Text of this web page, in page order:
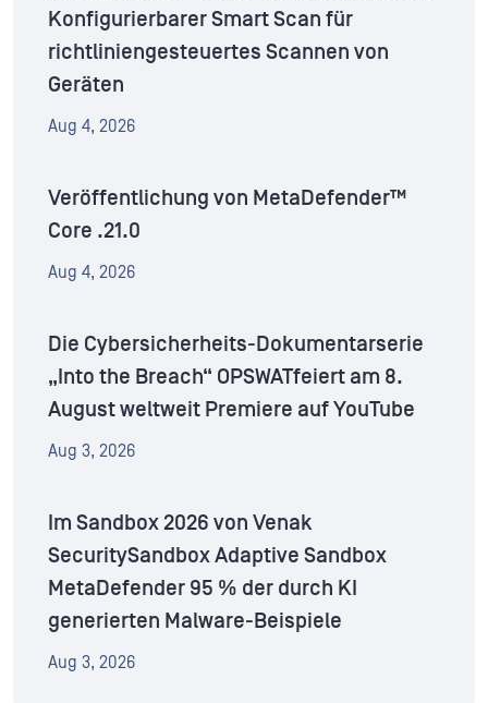
Konfigurierbarer Smart Scan für
richtliniengesteuertes Scannen von
Geräten
Aug 4, 2026
Veröffentlichung von MetaDefender™
Core .21.0
Aug 4, 2026
Die Cybersicherheits-Dokumentarserie
„Into the Breach“ OPSWATfeiert am 8.
August weltweit Premiere auf YouTube
Aug 3, 2026
Im Sandbox 2026 von Venak
SecuritySandbox Adaptive Sandbox
MetaDefender 95 % der durch KI
generierten Malware-Beispiele
Aug 3, 2026